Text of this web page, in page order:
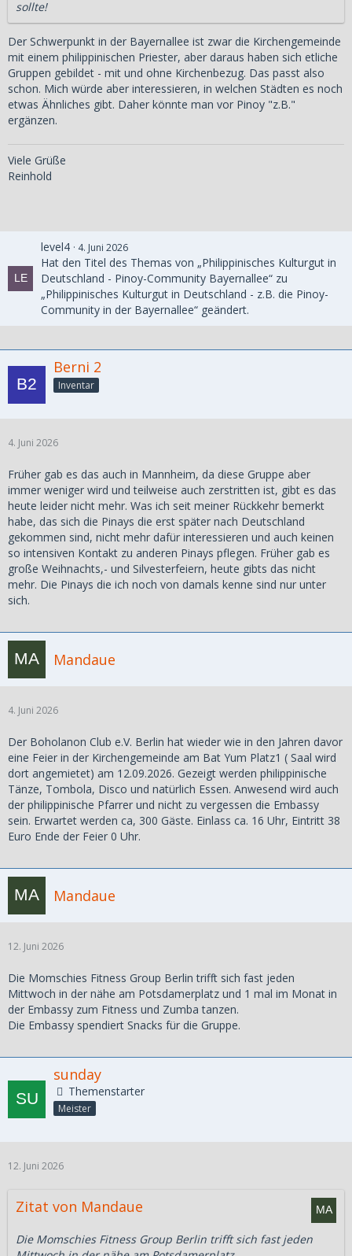
sollte!
Der Schwerpunkt in der Bayernallee ist zwar die Kirchengemeinde
mit einem philippinischen Priester, aber daraus haben sich etliche
Gruppen gebildet - mit und ohne Kirchenbezug. Das passt also
schon. Mich würde aber interessieren, in welchen Städten es noch
etwas Ähnliches gibt. Daher könnte man vor Pinoy "z.B."
ergänzen.
Viele Grüße
Reinhold
level4 4. Juni 2026
Hat den Titel des Themas von „Philippinisches Kulturgut in
Deutschland - Pinoy-Community Bayernallee“ zu
„Philippinisches Kulturgut in Deutschland - z.B. die Pinoy-
Community in der Bayernallee“ geändert.
Berni 2
Inventar
4. Juni 2026
Früher gab es das auch in Mannheim, da diese Gruppe aber
immer weniger wird und teilweise auch zerstritten ist, gibt es das
heute leider nicht mehr. Was ich seit meiner Rückkehr bemerkt
habe, das sich die Pinays die erst später nach Deutschland
gekommen sind, nicht mehr dafür interessieren und auch keinen
so intensiven Kontakt zu anderen Pinays pflegen. Früher gab es
große Weihnachts,- und Silvesterfeiern, heute gibts das nicht
mehr. Die Pinays die ich noch von damals kenne sind nur unter
sich.
Mandaue
4. Juni 2026
Der Boholanon Club e.V. Berlin hat wieder wie in den Jahren davor
eine Feier in der Kirchengemeinde am Bat Yum Platz1 ( Saal wird
dort angemietet) am 12.09.2026. Gezeigt werden philippinische
Tänze, Tombola, Disco und natürlich Essen. Anwesend wird auch
der philippinische Pfarrer und nicht zu vergessen die Embassy
sein. Erwartet werden ca, 300 Gäste. Einlass ca. 16 Uhr, Eintritt 38
Euro Ende der Feier 0 Uhr.
Mandaue
12. Juni 2026
Die Momschies Fitness Group Berlin trifft sich fast jeden
Mittwoch in der nähe am Potsdamerplatz und 1 mal im Monat in
der Embassy zum Fitness und Zumba tanzen.
Die Embassy spendiert Snacks für die Gruppe.
sunday
Themenstarter
Meister
12. Juni 2026
Zitat von Mandaue
Die Momschies Fitness Group Berlin trifft sich fast jeden